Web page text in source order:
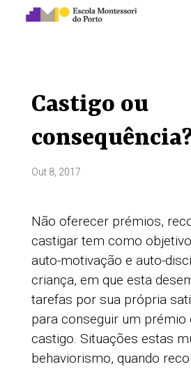
Castigo ou
Out 8, 2017
Não oferecer prémios,
castigar tem como
auto-motivação e auto-
criança, em que esta
tarefas por sua própria
para conseguir um prémio
castigo. Situações estas
behaviorismo, quando